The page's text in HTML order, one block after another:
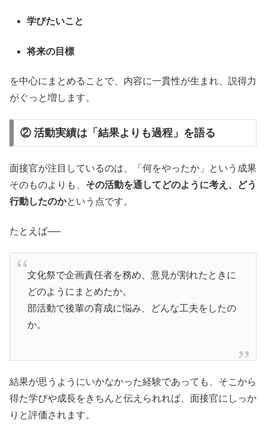
学びたいこと
将来の目標
を中心にまとめることで、内容に一貫性が生まれ、説得力
がぐっと増します。
② 活動実績は「結果よりも過程」を語る
面接官が注目しているのは、「何をやったか」という成果
そのものよりも、 その活動を通してどのように考え、どう
行動したのかという点です。
たとえば──
文化祭で企画責任者を務め、意見が割れたときに
どのようにまとめたか。
部活動で後輩の育成に悩み、どんな工夫をしたの
か。
結果が思うようにいかなかった経験であっても、そこから
得た学びや成長をきちんと伝えられれば、面接官にしっか
りと評価されます。